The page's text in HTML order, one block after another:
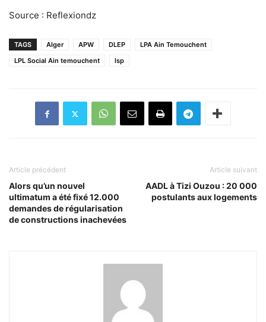
Source : Reflexiondz
TAGS Alger APW DLEP
LPA Ain Temouchent
LPL Social Ain temouchent
lsp
Article précédent
Alors qu’un nouvel
ultimatum a été fixé 12.000
demandes de régularisation
de constructions inachevées
Article suivant
AADL à Tizi Ouzou : 20 000
postulants aux logements